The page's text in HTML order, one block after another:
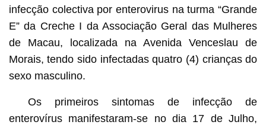
infecção colectiva por enterovirus na turma “Grande
E” da Creche I da Associação Geral das Mulheres
de Macau, localizada na Avenida Venceslau de
Morais, tendo sido infectadas quatro (4) crianças do
sexo masculino.
Os primeiros sintomas de infecção de
enterovírus manifestaram-se no dia 17 de Julho,